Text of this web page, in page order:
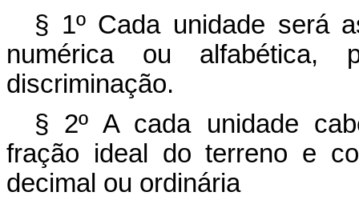
§ 1º Cada unidade será
numérica ou alfabética,
discriminação.
§ 2º A cada unidade
fração ideal do terreno e
decimal ou ordinária